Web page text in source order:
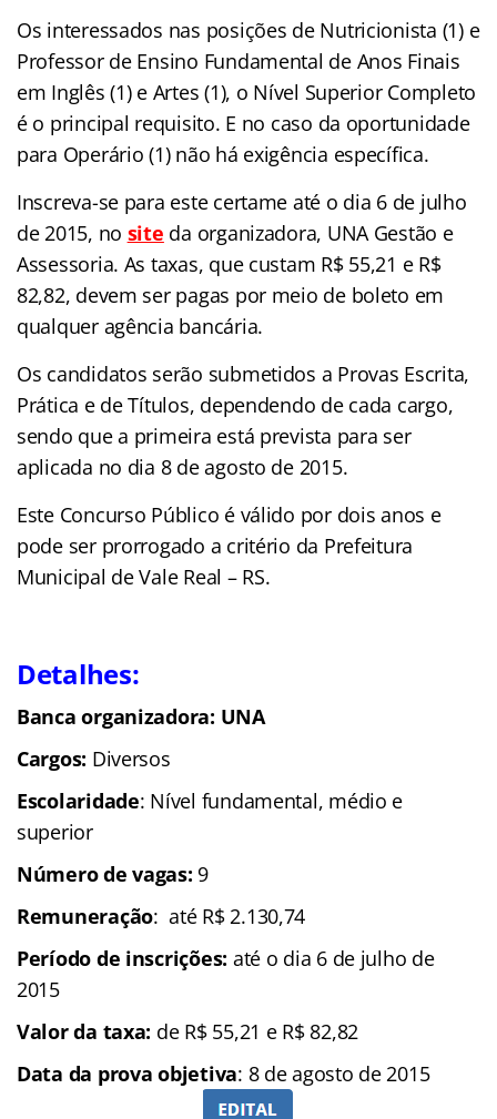
Os interessados nas posições de Nutricionista (1) e
Professor de Ensino Fundamental de Anos Finais
em Inglês (1) e Artes (1), o Nível Superior Completo
é o principal requisito. E no caso da oportunidade
para Operário (1) não há exigência específica.
Inscreva-se para este certame até o dia 6 de julho
de 2015, no site da organizadora, UNA Gestão e
Assessoria. As taxas, que custam R$ 55,21 e R$
82,82, devem ser pagas por meio de boleto em
qualquer agência bancária.
Os candidatos serão submetidos a Provas Escrita,
Prática e de Títulos, dependendo de cada cargo,
sendo que a primeira está prevista para ser
aplicada no dia 8 de agosto de 2015.
Este Concurso Público é válido por dois anos e
pode ser prorrogado a critério da Prefeitura
Municipal de Vale Real – RS.
Detalhes:
Banca organizadora: UNA
Cargos: Diversos
Escolaridade: Nível fundamental, médio e
superior
Número de vagas: 9
Remuneração: até R$ 2.130,74
Período de inscrições: até o dia 6 de julho de
2015
Valor da taxa: de R$ 55,21 e R$ 82,82
Data da prova objetiva: 8 de agosto de 2015